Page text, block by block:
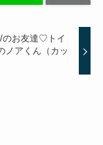
のお友達♡トイ
ノアくん（カッ